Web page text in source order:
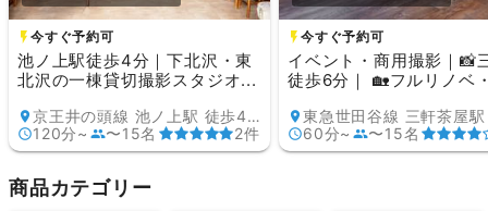
今すぐ予約可
池ノ上駅徒歩4分｜下北沢・東
北沢の一棟貸切撮影スタジオ...
京王井の頭線 池ノ上駅 徒歩4分
120分~
〜15名 2件
今すぐ予約可
イベント・商用撮影｜📸
徒歩6分｜ 🏡フルリノベ
60分~ 〜15名
商品カテゴリー